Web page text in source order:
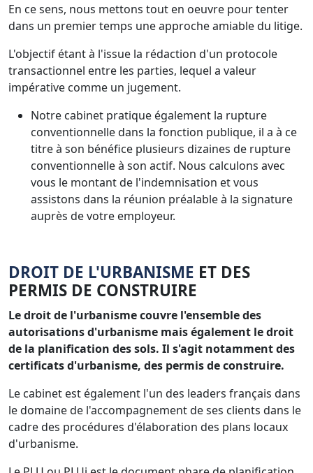
En ce sens, nous mettons tout en oeuvre pour tenter
dans un premier temps une approche amiable du litige.
L'objectif étant à l'issue la rédaction d'un protocole
transactionnel entre les parties, lequel a valeur
impérative comme un jugement.
Notre cabinet pratique également la rupture
conventionnelle dans la fonction publique, il a à ce
titre à son bénéfice plusieurs dizaines de rupture
conventionnelle à son actif. Nous calculons avec
vous le montant de l'indemnisation et vous
assistons dans la réunion préalable à la signature
auprès de votre employeur.
DROIT DE L'URBANISME ET DES
PERMIS DE CONSTRUIRE
Le droit de l'urbanisme couvre l'ensemble des
autorisations d'urbanisme mais également le droit
de la planification des sols. Il s'agit notamment des
certificats d'urbanisme, des permis de construire.
Le cabinet est également l'un des leaders français dans
le domaine de l'accompagnement de ses clients dans le
cadre des procédures d'élaboration des plans locaux
d'urbanisme.